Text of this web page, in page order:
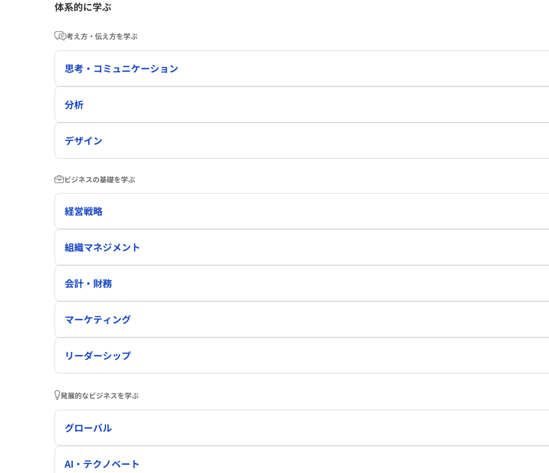
体系的に学ぶ
考え方・伝え方を学ぶ
思考・コミュニケーション
分析
デザイン
ビジネスの基礎を学ぶ
経営戦略
組織マネジメント
会計・財務
マーケティング
リーダーシップ
発展的なビジネスを学ぶ
グローバル
AI・テクノベート